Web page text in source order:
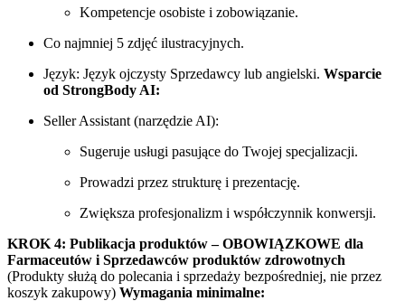
Kompetencje osobiste i zobowiązanie.
Co najmniej 5 zdjęć ilustracyjnych.
Język: Język ojczysty Sprzedawcy lub angielski. Wsparcie
od StrongBody AI:
Seller Assistant (narzędzie AI):
Sugeruje usługi pasujące do Twojej specjalizacji.
Prowadzi przez strukturę i prezentację.
Zwiększa profesjonalizm i współczynnik konwersji.
KROK 4: Publikacja produktów – OBOWIĄZKOWE dla
Farmaceutów i Sprzedawców produktów zdrowotnych
(Produkty służą do polecania i sprzedaży bezpośredniej, nie przez
koszyk zakupowy) Wymagania minimalne: